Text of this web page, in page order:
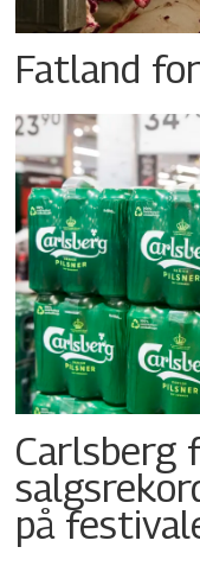
Fatland
Carlsberg
på